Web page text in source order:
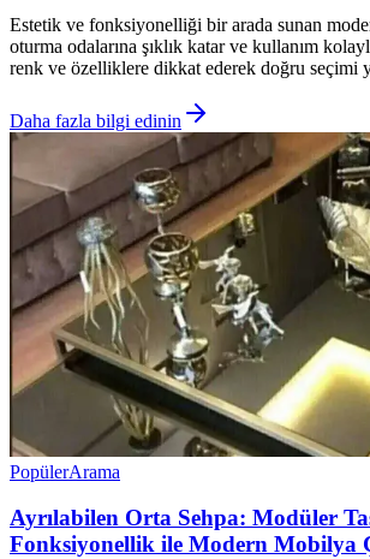
Estetik ve fonksiyonelliği bir arada sunan
oturma odalarına şıklık katar ve kullanım
renk ve özelliklere dikkat ederek doğru seçimi
Daha fazla bilgi edinin
PopülerArama
Ayrılabilen Orta Sehpa: Modüler
Fonksiyonellik ile Modern Mobilya